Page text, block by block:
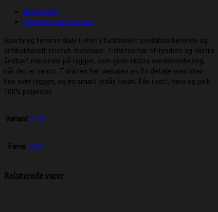
Beskrivelse
Yderligere information
Sporty og feminin daily t-shirt i funktionelt svedabsorberende og
antibakterielt stretch materiale. T-shirten har et tyndere og ekstra
åndbart materiale på ryggen, som giver ekstra svedabsorbering,
når det er varmt. T-shirten har desuden en fin detalje med sten
hen over ryggen, og en smart lynlås foran. Fås i sort, navy og pink.
100% polyester.
Variant S, XL
Farve Sort
Relaterede varer